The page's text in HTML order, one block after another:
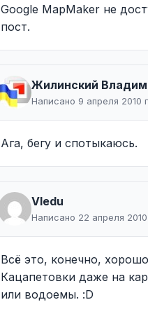
Google MapMaker не
пост.
Жилинcкий
Написано 9 апреля 2010
Ага, бегу и спотыкаюсь.
Vledu
Написано 22 апреля
Всё это, конечно,
Кацапетовки даже на
или водоемы. :D